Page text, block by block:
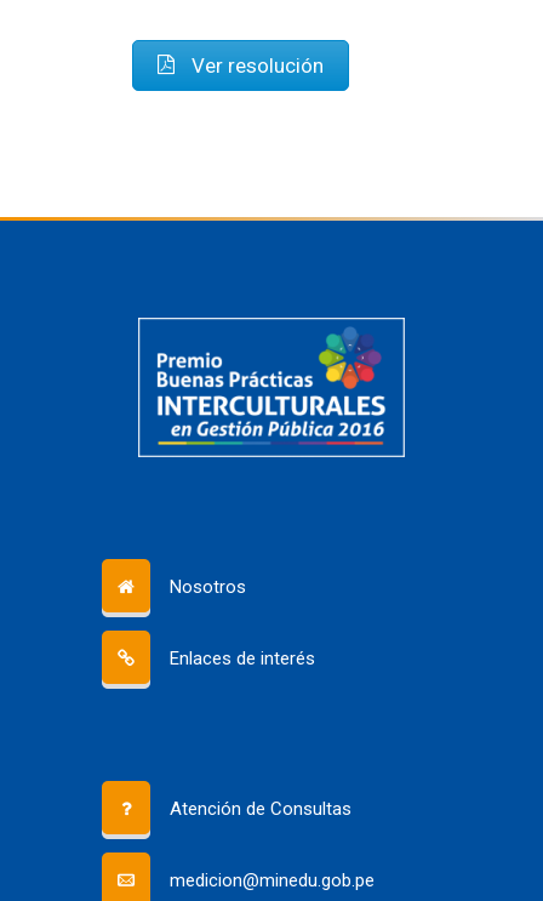
Ver resolución
Nosotros
Enlaces de interés
Atención de Consultas
medicion@minedu.gob.pe